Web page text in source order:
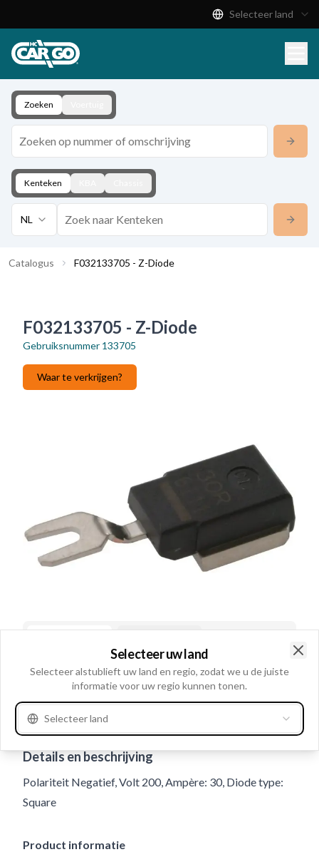
Download
Contact
Selecteer land
Zoeken
Kenteken
NL
Catalogus F032133705 - Z-Diode
F032133705 - Z-Diode
Gebruiksnummer 133705
Waar te verkrijgen?
Gebruiksnummer
Details en beschrijving
Polariteit Negatief, Volt 200, Ampère: 30, Diode type:
Square
Product informatie
Selecteer uw land
Selecteer alstublieft uw land en regio, zodat we u de juiste
informatie voor uw regio kunnen tonen.
Selecteer land